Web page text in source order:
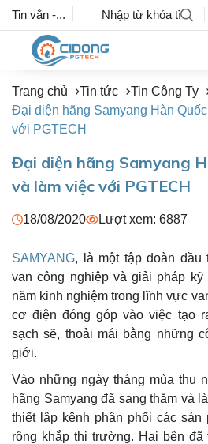
Tin vắn -...
Trang chủ Tin tức
Tin Công Ty
Đại diện hãng Samyang Hàn
với PGTECH
Đại diện hãng Samyang
và làm việc với PGTECH
18/08/2020 Lượt xem: 6887
SAMYANG, là một tập đoàn đầu
van công nghiệp và giải pháp
năm kinh nghiệm trong lĩnh vực
cơ điện đóng góp vào việc tạo
sạch sẽ, thoải mái bằng những
giới.
Vào những ngày tháng mùa thu
hãng Samyang đã sang thăm và
thiết lập kênh phân phối các sản
rộng khắp thị trường. Hai bên